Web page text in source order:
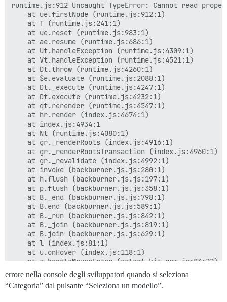
runtime.js:912 Uncaught TypeError: Cannot read
    at ue.firstNode (runtime.js:912:1)
    at T (runtime.js:241:1)
    at ue.reset (runtime.js:983:1)
    at ae.resume (runtime.js:686:1)
    at Ut.handleException (runtime.js:4309:1)
    at Vt.handleException (runtime.js:4521:1)
    at Dt.throw (runtime.js:4260:1)
    at $e.evaluate (runtime.js:2088:1)
    at Dt._execute (runtime.js:4247:1)
    at Dt.execute (runtime.js:4232:1)
    at qt.rerender (runtime.js:4547:1)
    at hr.render (index.js:4674:1)
    at index.js:4934:1
    at Nt (runtime.js:4080:1)
    at gr._renderRoots (index.js:4916:1)
    at gr._renderRootsTransaction (index.js:4960:1)
    at gr._revalidate (index.js:4992:1)
    at invoke (backburner.js.js:280:1)
    at h.flush (backburner.js.js:197:1)
    at p.flush (backburner.js.js:358:1)
    at B._end (backburner.js.js:798:1)
    at B.end (backburner.js.js:589:1)
    at B._run (backburner.js.js:842:1)
    at B._join (backburner.js.js:819:1)
    at B.join (backburner.js.js:629:1)
    at l (index.js:81:1)
    at u.onHover (index.js:118:1)
errore nella console degli sviluppatori quando si seleziona
“Categoria” dal pulsante “Seleziona un modello”.